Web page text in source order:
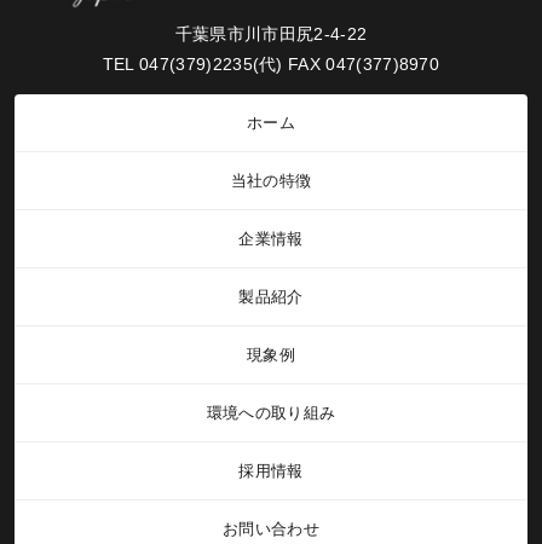
千葉県市川市田尻2-4-22
TEL 047(379)2235(代) FAX 047(377)8970
ホーム
当社の特徴
企業情報
製品紹介
現象例
環境への取り組み
採用情報
お問い合わせ